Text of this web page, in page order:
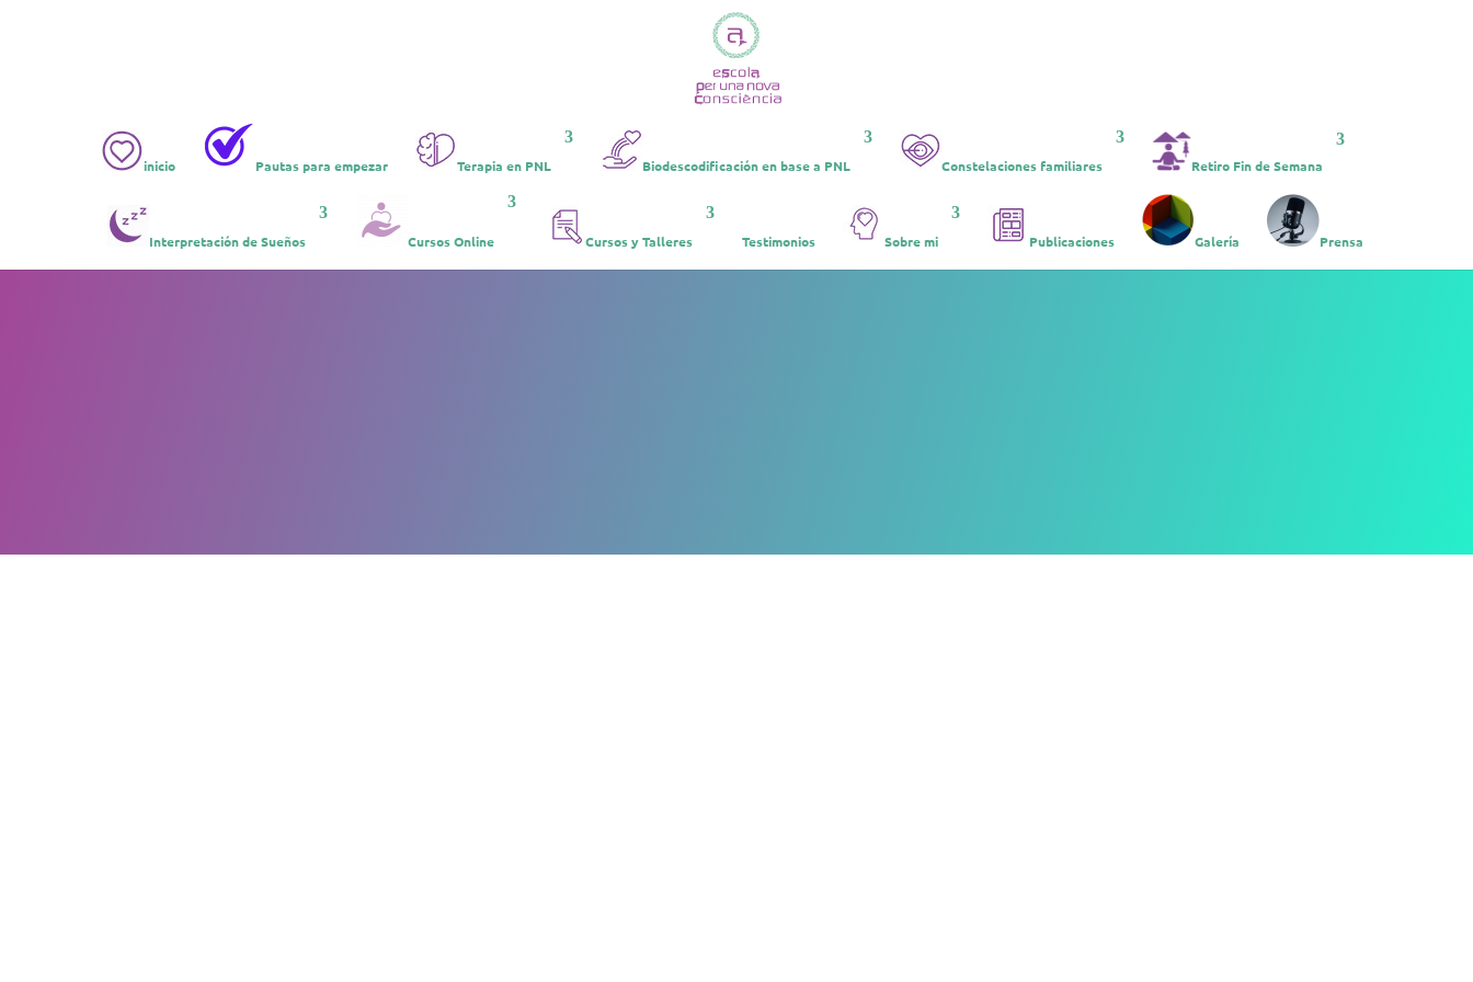
inicio Pautas para empezar Terapia en PNL Biodescodificación en base a PNL Constelaciones familiares Retiro Fin de Semana
Interpretación de Sueños Cursos Online Cursos y Talleres Testimonios Sobre mi Publicaciones Galería Prensa